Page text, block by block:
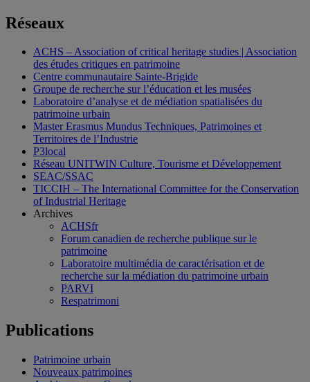
Réseaux
ACHS – Association of critical heritage studies | Association
des études critiques en patrimoine
Centre communautaire Sainte-Brigide
Groupe de recherche sur l’éducation et les musées
Laboratoire d’analyse et de médiation spatialisées du
patrimoine urbain
Master Erasmus Mundus Techniques, Patrimoines et
Territoires de l’Industrie
P3local
Réseau UNITWIN Culture, Tourisme et Développement
SEAC/SSAC
TICCIH – The International Committee for the Conservation
of Industrial Heritage
Archives
ACHSfr
Forum canadien de recherche publique sur le
patrimoine
Laboratoire multimédia de caractérisation et de
recherche sur la médiation du patrimoine urbain
PARVI
Respatrimoni
Publications
Patrimoine urbain
Nouveaux patrimoines